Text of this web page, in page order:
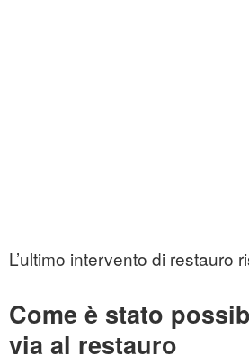
L’ultimo intervento di restauro
Come è stato
via al restauro